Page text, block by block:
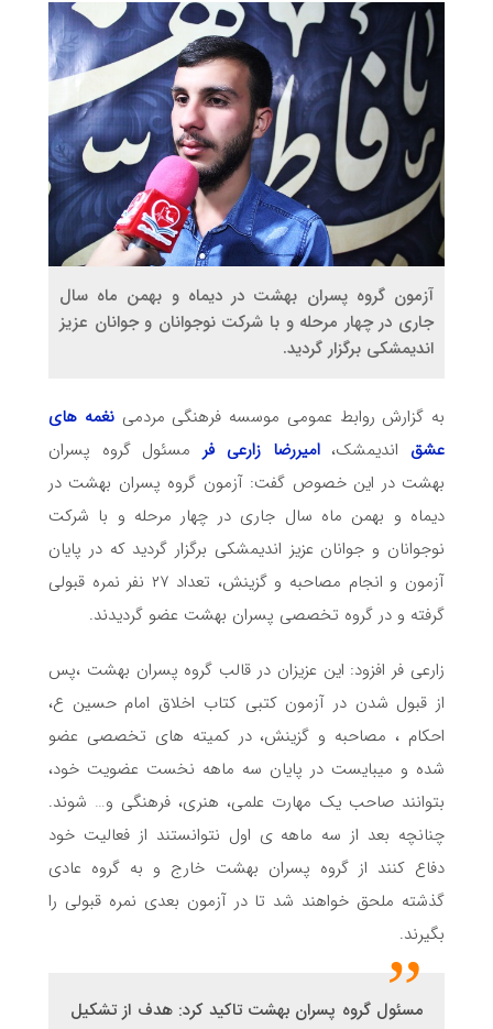
آزمون گروه پسران بهشت در دیماه و بهمن ماه سال
جاری در چهار مرحله و با شرکت نوجوانان و جوانان عزیز
اندیمشکی برگزار گردید.
به گزارش روابط عمومی موسسه فرهنگی مردمینغمه های
عشق اندیمشک،امیررضا زارعی فر مسئول گروه پسران
بهشت در این خصوص گفت: آزمون گروه پسران بهشت در
دیماه و بهمن ماه سال جاری در چهار مرحله و با شرکت
نوجوانان و جوانان عزیز اندیمشکی برگزار گردید که در پایان
آزمون و انجام مصاحبه و گزینش، تعداد ۲۷ نفر نمره قبولی
گرفته و در گروه تخصصی پسران بهشت عضو گردیدند.
زارعی فر افزود: این عزیزان در قالب گروه پسران بهشت ،پس
از قبول شدن در آزمون کتبی کتاب اخلاق امام حسین ع،
احکام ، مصاحبه و گزینش، در کمیته های تخصصی عضو
شده و میبایست در پایان سه ماهه نخست عضویت خود،
بتوانند صاحب یک مهارت علمی، هنری، فرهنگی و… شوند.
چنانچه بعد از سه ماهه ی اول نتوانستند از فعالیت خود
دفاع کنند از گروه پسران بهشت خارج و به گروه عادی
گذشته ملحق خواهند شد تا در آزمون بعدی نمره قبولی را
بگیرند.
مسئول گروه پسران بهشت تاکید کرد: هدف از تشکیل